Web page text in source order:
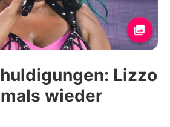
& Liebe
Exklusiv
auf Promiflash
Lizzo
wieder